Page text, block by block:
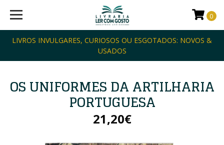
LIVROS INVULGARES, CURIOSOS OU ESGOTADOS: NOVOS &
USADOS
0
OS UNIFORMES DA ARTILHARIA
PORTUGUESA
21,20€